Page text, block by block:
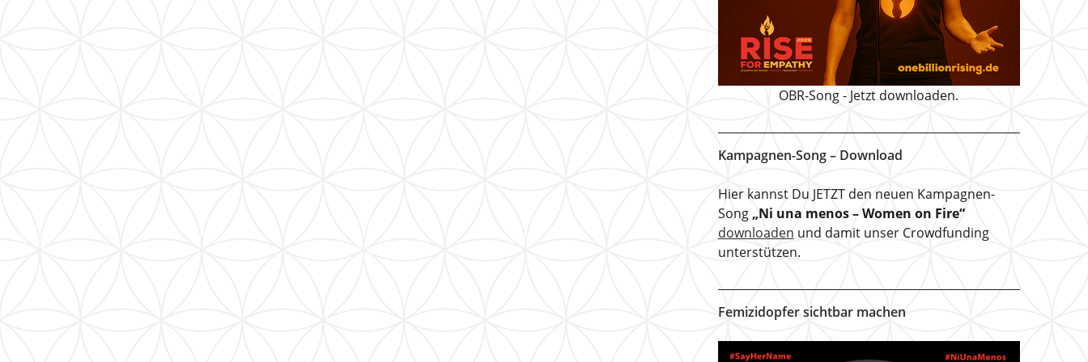
OBR-Song - Jetzt downloaden.
Kampagnen-Song – Download
Hier kannst Du JETZT den neuen Kampagnen-
Song „Ni una menos – Women on Fire“
downloaden und damit unser Crowdfunding
unterstützen.
Femizidopfer sichtbar machen